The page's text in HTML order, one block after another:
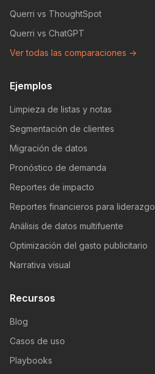
Querri vs ThoughtSpot
Querri vs ChatGPT
Ver todas las comparaciones →
Ejemplos
Limpieza de listas y notas
Segmentación de clientes
Migración de datos
Pronóstico de demanda
Reportes de impacto
Reportes financieros para liderazgo
Análisis de datos multifuente
Optimización del gasto publicitario
Narrativa visual
Recursos
Blog
Casos de uso
Playbooks